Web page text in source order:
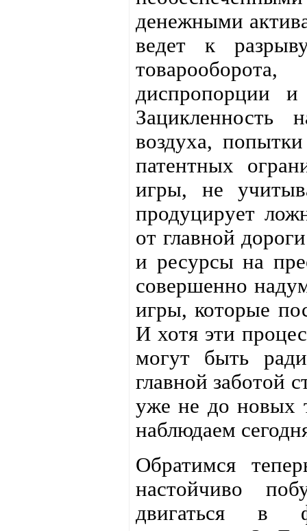
денежными
ведет к
диспропорции и
Зацикленность
воздуха,
патентных
игры, не
продуцирует
от главной
и ресурсы на
совершенно
игры, которые
И хотя эти
могут быть
главной заботой
уже не до новых
наблюдаем
Обратимся
настойчиво
двигаться в